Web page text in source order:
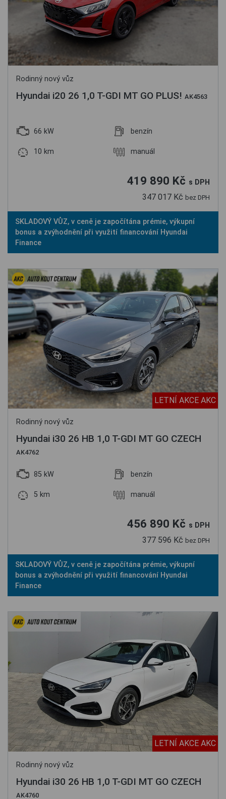
Rodinný nový vůz
Hyundai i20 26 1,0 T-GDI MT GO PLUS! AK4563
66 kW benzín
10 km manuál
419 890 Kč s DPH
347 017 Kč bez DPH
SKLADOVÝ VŮZ, v ceně je započítána prémie, výkupní
bonus a zvýhodnění při využití financování Hyundai
Finance
LETNÍ AKCE AKC
Rodinný nový vůz
Hyundai i30 26 HB 1,0 T-GDI MT GO CZECH
AK4762
85 kW benzín
5 km manuál
456 890 Kč s DPH
377 596 Kč bez DPH
SKLADOVÝ VŮZ, v ceně je započítána prémie, výkupní
bonus a zvýhodnění při využití financování Hyundai
Finance
LETNÍ AKCE AKC
Rodinný nový vůz
Hyundai i30 26 HB 1,0 T-GDI MT GO CZECH
AK4760